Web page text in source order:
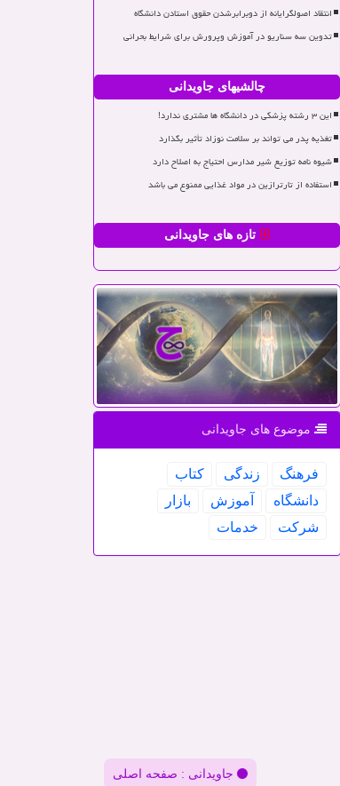
انتقاد اصولگرایانه از دوبرابرشدن حقوق استادن دانشگاه
تدوین سه سناریو در آموزش وپرورش برای شرایط بحرانی
چالشیهای جاویدانی
این ۳ رشته پزشکی در دانشگاه ها مشتری ندارد!
تغذیه پدر می تواند بر سلامت نوزاد تأثیر بگذارد
شیوه نامه توزیع شیر مدارس احتیاج به اصلاح دارد
استفاده از تارترازین در مواد غذایی ممنوع می باشد
تازه های جاویدانی
موضوع های جاویدانی
فرهنگ زندگی
كتاب
دانشگاه
آموزش
بازار
شركت
خدمات
جاویدانی : صفحه اصلی